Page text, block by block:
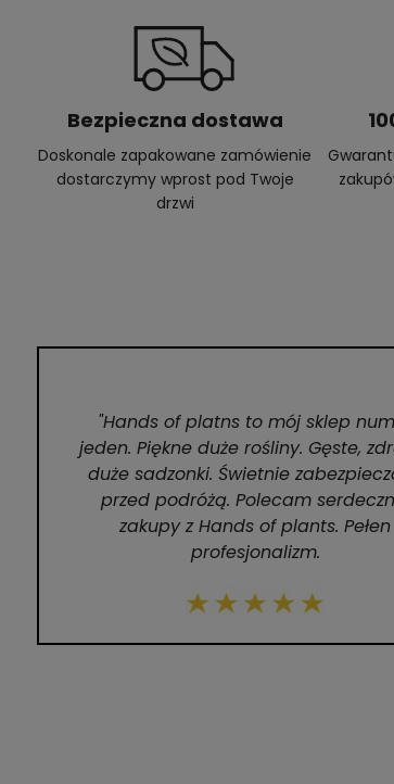
Bezpieczna dostawa
Doskonale zapakowane zamówienie
dostarczymy wprost pod Twoje
drzwi
"Hands of platns to mój sklep
jeden. Piękne duże rośliny. Gęste,
duże sadzonki. Świetnie
przed podróżą. Polecam
zakupy z Hands of plants. Pełen
profesjonalizm.